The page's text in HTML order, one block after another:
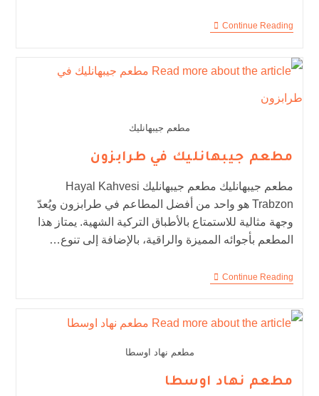
Continue Reading
مطعم جيبهانليك
مطعم جيبهانليك في طرابزون
مطعم جيبهانليك مطعم جيبهانليك Hayal Kahvesi
Trabzon هو واحد من أفضل المطاعم في طرابزون ويُعدّ
وجهة مثالية للاستمتاع بالأطباق التركية الشهية. يمتاز هذا
المطعم بأجوائه المميزة والراقية، بالإضافة إلى تنوع…
Continue Reading
مطعم نهاد اوسطا
مطعم نهاد اوسطا